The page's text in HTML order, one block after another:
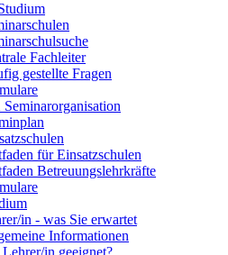
Fachleiter
gestellte Fragen
für Einsatzschulen
Betreuungslehrkräfte
in - was Sie erwartet
Informationen
in geeignet?